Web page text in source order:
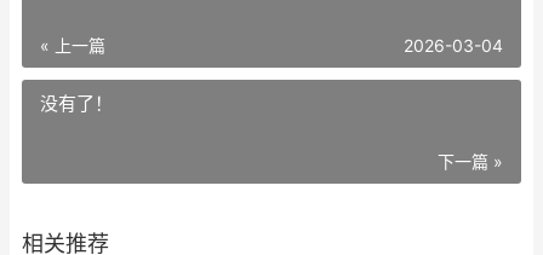
« 上一篇 2026-03-04
没有了！
下一篇 »
相关推荐